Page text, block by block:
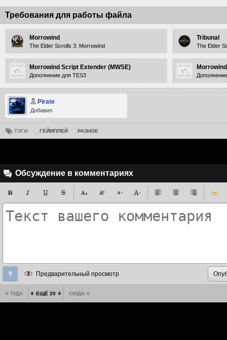
Требования для работы файла
Morrowind
The Elder Scrolls 3: Morrowind
Tribunal
The Elder
Morrowind Script Extender (MWSE)
Дополнение для TES3
Pirate
Добавил
ТЭГИ: ГЕЙМПЛЕЙ РАЗНОЕ
Обсуждение в комментариях
Предварительный просмотр
ТУДА ЕЩЁ 20 СЮДА